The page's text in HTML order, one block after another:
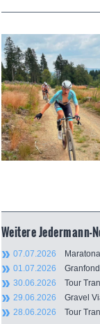
Weitere Jedermann-
07.07.2026 Maratona
01.07.2026
30.06.2026 Tour
29.06.2026 Gravel
28.06.2026 Tour